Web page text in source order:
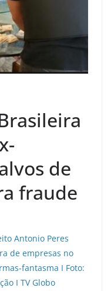
de
fraude